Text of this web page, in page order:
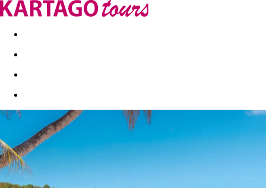
Last minute Dovolenkové kluby